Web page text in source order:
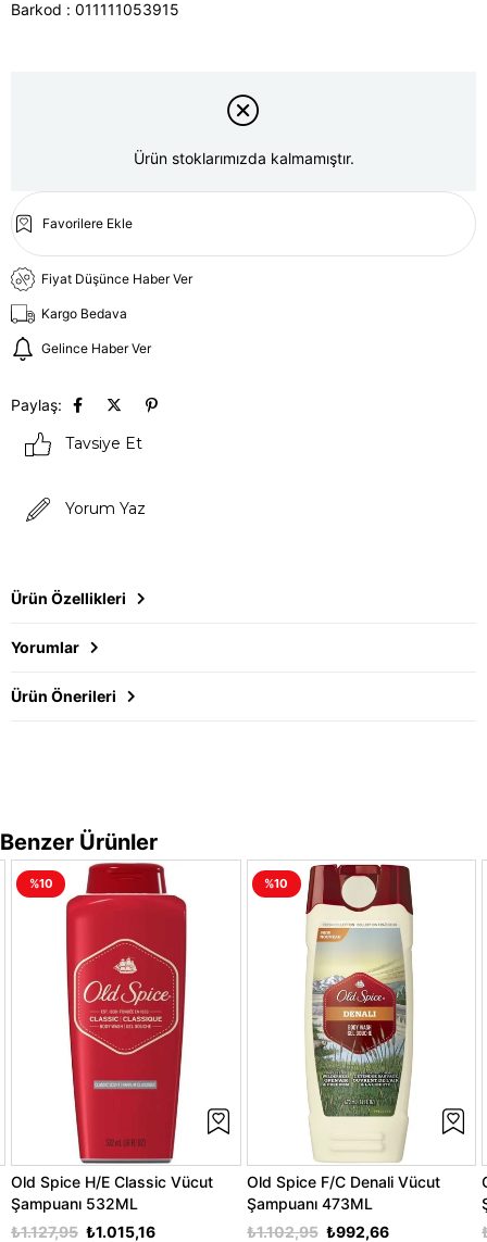
Barkod : 011111053915
Ürün stoklarımızda kalmamıştır.
Favorilere Ekle
Fiyat Düşünce Haber Ver
Kargo Bedava
Gelince Haber Ver
Paylaş:
Tavsiye Et
Yorum Yaz
Ürün Özellikleri
Yorumlar
Ürün Önerileri
Benzer Ürünler
Old Spice H/E Classic Vücut
Şampuanı 532ML
₺1.015,16
₺1.127,95
%10
Old Spice F/C Denali Vücut
Şampuanı 473ML
₺992,66
₺1.102,95
%10